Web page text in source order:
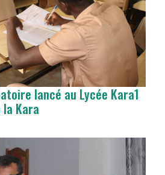
lancé au Lycée Kara1
Kara